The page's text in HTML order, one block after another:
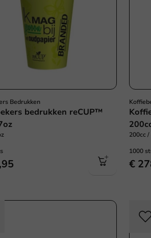
Bedrukken
bedrukken reCUP™
200cc /
1000
€